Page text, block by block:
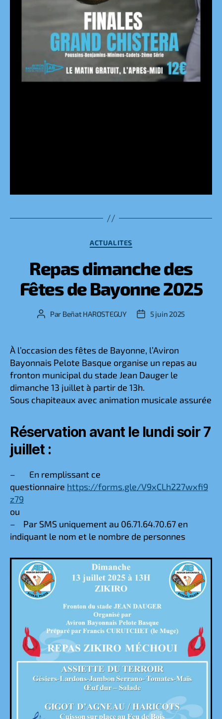
Catégories
ACTUALITES
Repas dimanche des
Fêtes de Bayonne 2025
Auteur
Par Beñat HAROSTEGUY
Date5 juin 2025
À l’occasion des fêtes de Bayonne, l’Aviron
Bayonnais Pelote Basque organise un repas au
fronton municipal du stade Jean Dauger le
dimanche 13 juillet à partir de 13h.
Sous chapiteaux avec animation musicale assurée
Réservation avant le lundi soir 7
juillet :
– En remplissant ce
questionnaire https://forms.gle/V9xCLh227wxfi9
z79
ou
– Par SMS uniquement au 06.71.64.70.67 en
indiquant le nom et le nombre de personnes